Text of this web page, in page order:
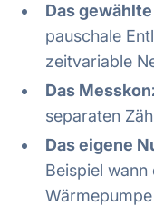
Das
pauschale
zeitvariable
Das
separaten
Das eigene
Beispiel